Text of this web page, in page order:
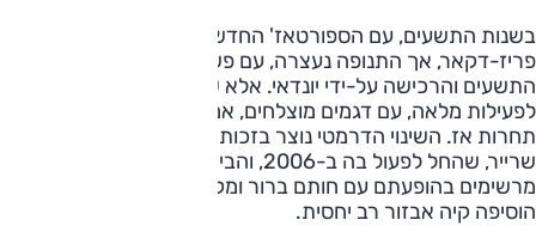
בשנות התשעים, עם הספורטאז' החדש, השתתפה גם במירוץ
פריז-דקאר, אך התנופה נעצרה, עם פשיטת הרגל בסוף שנות
התשעים והרכישה על-ידי יונדאי. אלא שאז החברה חזרה
לפעילות מלאה, עם דגמים מוצלחים, אמינות טובה ואחריות ללא
תחרות אז. השינוי הדרמטי נוצר בזכות פעילותו של המעצב פטר
שרייר, שהחל לפעול בה ב-2006, והביא ליצירת דגמים
מרשימים בהופעתם עם חותם ברור ומקורי. למרכיבים האלה
הוסיפה קיה אבזור רב יחסית.